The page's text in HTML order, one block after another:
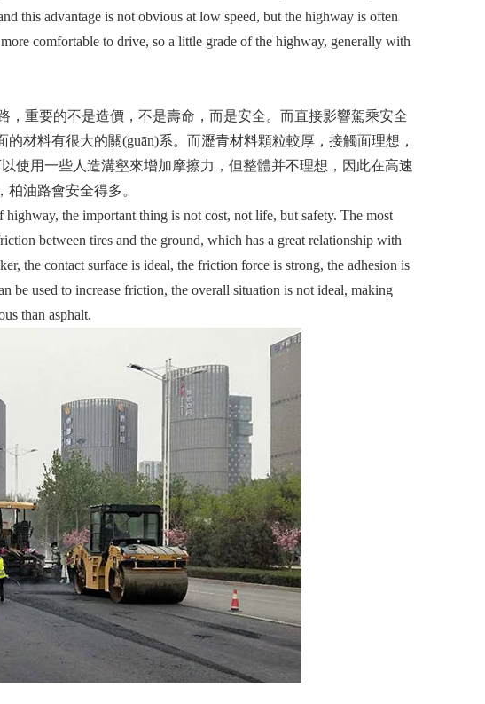
this advantage is not obvious at low speed, but the highway is often
comfortable to drive, so a little grade of the highway, generally with
，重要的不是造價，不是壽命，而是安全。而直接影響駕乘安全
料有很大的關(guān)系。而瀝青材料顆粒較厚，接觸面理想，
可以使用一些人造溝壑來增加摩擦力，但整體并不理想，因此在高速
會安全得多。
the important thing is not cost, not life, but safety. The most
between tires and the ground, which has a great relationship with
the contact surface is ideal, the friction force is strong, the adhesion is
be used to increase friction, the overall situation is not ideal, making
than asphalt.